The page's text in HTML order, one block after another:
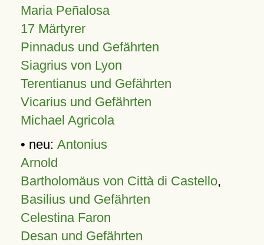
Maria Peñalosa
17 Märtyrer
Pinnadus und Gefährten
Siagrius von Lyon
Terentianus und Gefährten
Vicarius und Gefährten
Michael Agricola
• neu: Antonius
Arnold
Bartholomäus von Città di Castello,
Basilius und Gefährten
Celestina Faron
Desan und Gefährten